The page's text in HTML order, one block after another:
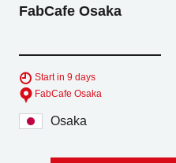
FabCafe Osaka
Start in 9 days
FabCafe Osaka
Osaka